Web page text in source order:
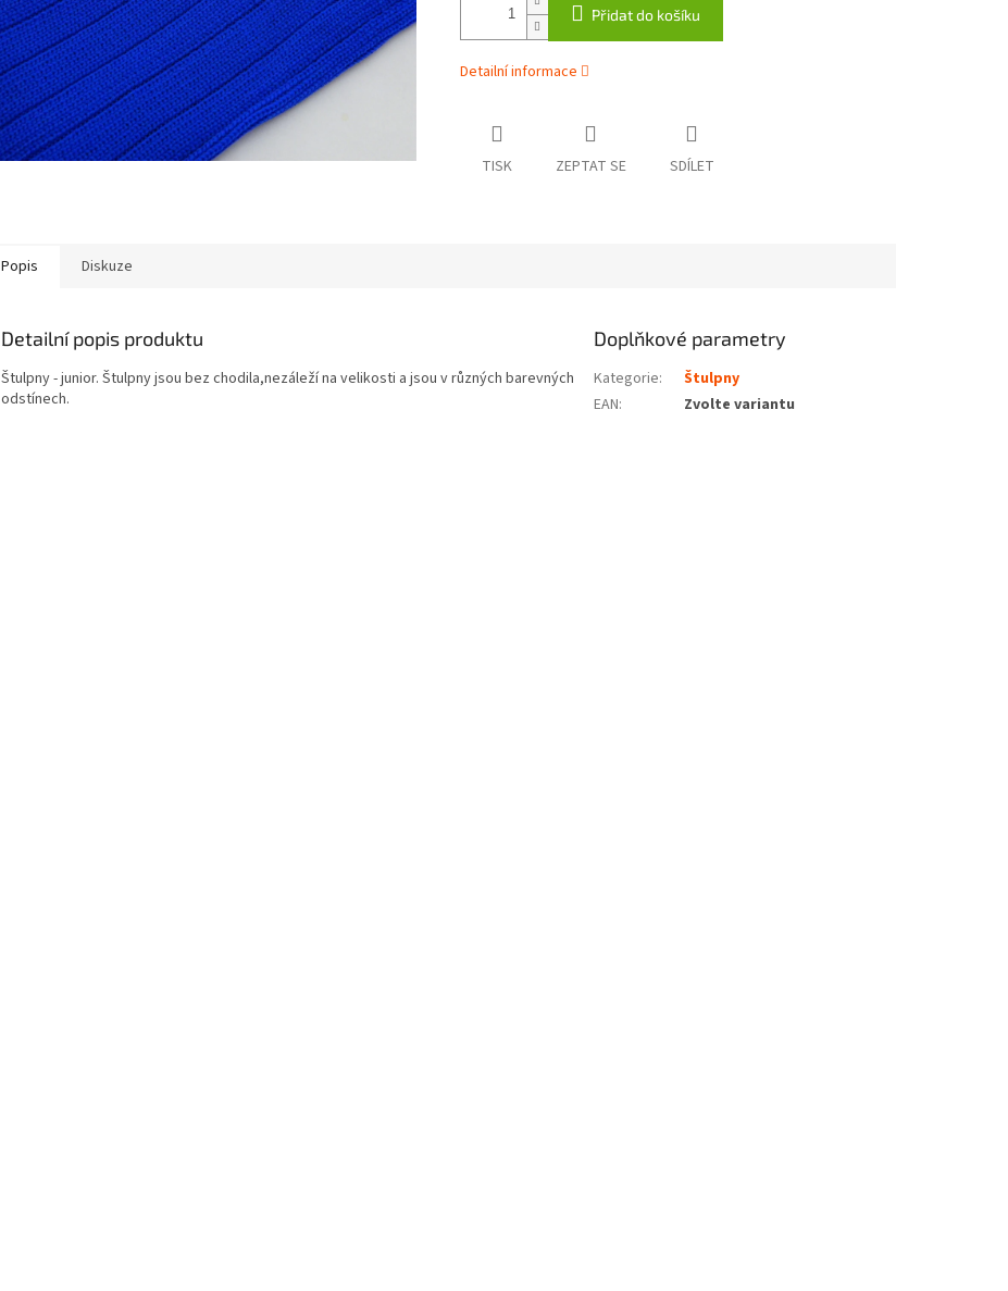
Přidat do košíku
Detailní informace
TISK ZEPTAT SE SDÍLET
Popis Diskuze
Detailní popis produktu
Štulpny - junior. Štulpny jsou bez chodila,nezáleží na velikosti a jsou v různých barevných
odstínech.
Doplňkové parametry
Kategorie:
Štulpny
EAN: Zvolte variantu